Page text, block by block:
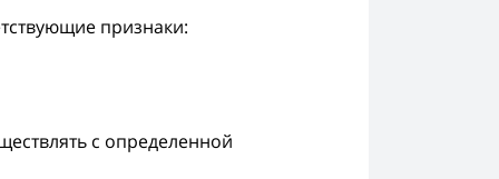
признаки:
с определенной